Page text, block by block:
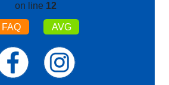
on line 12
FAQ AVG